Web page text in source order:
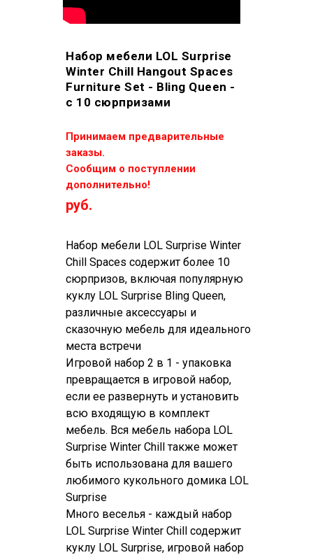
Набор мебели LOL Surprise
Winter Chill Hangout Spaces
Furniture Set - Bling Queen -
с 10 сюрпризами
Набор мебели LOL Surprise Winter
Chill Spaces содержит более 10
сюрпризов, включая популярную
куклу LOL Surprise Bling Queen,
различные аксессуары и
сказочную мебель для идеального
места встречи
Игровой набор 2 в 1 - упаковка
превращается в игровой набор,
если ее развернуть и установить
всю входящую в комплект
мебель. Вся мебель набора LOL
Surprise Winter Chill также может
быть использована для вашего
любимого кукольного домика LOL
Surprise
Много веселья - каждый набор
LOL Surprise Winter Chill содержит
куклу LOL Surprise, игровой набор
руб.
Принимаем предварительные
заказы.
Сообщим о поступлении
дополнительно!